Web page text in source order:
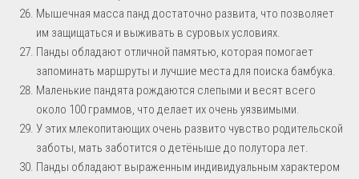
Мышечная масса панд достаточно развита, что позволяет
им защищаться и выживать в суровых условиях.
Панды обладают отличной памятью, которая помогает
запоминать маршруты и лучшие места для поиска бамбука.
Маленькие пандята рождаются слепыми и весят всего
около 100 граммов, что делает их очень уязвимыми.
У этих млекопитающих очень развито чувство родительской
заботы, мать заботится о детёныше до полутора лет.
Панды обладают выраженным индивидуальным характером